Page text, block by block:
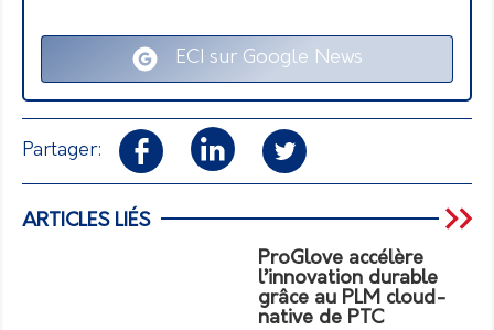
ECI sur Google News
Partager:
ARTICLES LIÉS
ProGlove accélère
l’innovation durable
grâce au PLM cloud-
native de PTC